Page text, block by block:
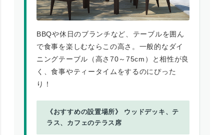
BBQや休日のブランチなど、テーブルを囲ん
で食事を楽しむならこの高さ。一般的なダイ
ニングテーブル（高さ70～75cm）と相性が良
く、食事やティータイムをするのにぴった
り！
《おすすめの設置場所》 ウッドデッキ、テ
ラス、カフェのテラス席